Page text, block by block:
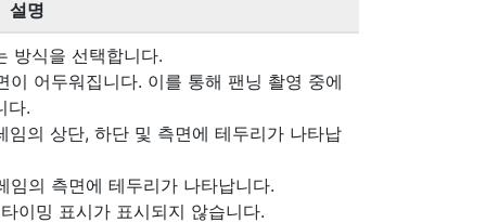
설명
방식을 선택합니다.
이 어두워집니다. 이를 통해 팬닝 촬영 중에
다.
임의 상단, 하단 및 측면에 테두리가 나타납
임의 측면에 테두리가 나타납니다.
이밍 표시가 표시되지 않습니다.